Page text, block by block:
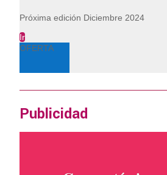
Próxima edición Diciembre 2024
Ir
OFERTA
Publicidad